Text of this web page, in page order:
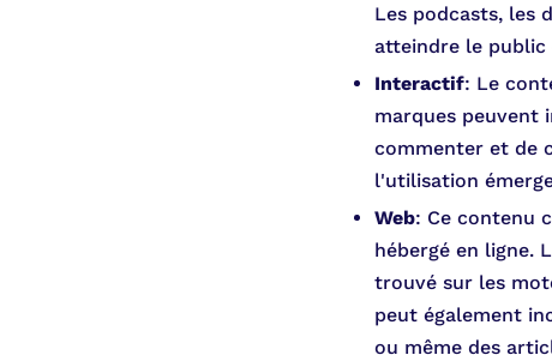
Les podcasts, les
atteindre le
Interactif: Le
marques peuvent
commenter et de
l'utilisation
Web: Ce contenu
hébergé en ligne.
trouvé sur les
peut également
ou même des